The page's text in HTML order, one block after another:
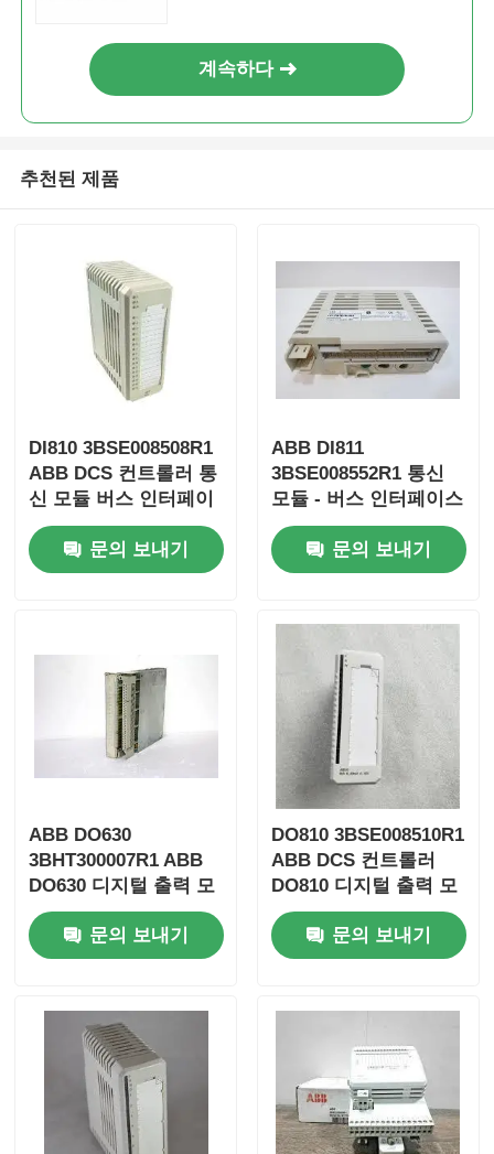
우리 에 관한 것
공장 투어
문의하기
견적 요청
앨런 브래들리 PLC 부품
시멘스 PLC 부품
계속하다
추천된 제품
DI810 3BSE008508R1
ABB DCS 컨트롤러 통
신 모듈 버스 인터페이
스
문의 보내기
ABB DI811
3BSE008552R1 통신
모듈 - 버스 인터페이스
문의 보내기
ABB DO630
3BHT300007R1 ABB
DO630 디지털 출력 모
듈 DCS 컨트롤러
문의 보내기
DO810 3BSE008510R1
ABB DCS 컨트롤러
DO810 디지털 출력 모
듈
문의 보내기